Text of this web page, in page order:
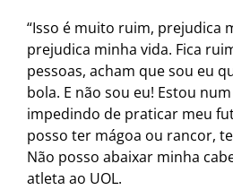
“Isso é muito ruim, prejudica
prejudica minha vida. Fica
pessoas, acham que sou eu
bola. E não sou eu! Estou
impedindo de praticar meu
posso ter mágoa ou rancor,
Não posso abaixar minha
atleta ao UOL.